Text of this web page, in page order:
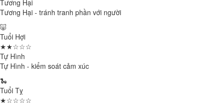
Tương Hại
Tương Hại - tránh tranh phần với người
🐷
Tuổi Hợi
★★☆☆☆
Tự Hình
Tự Hình - kiểm soát cảm xúc
🐍
Tuổi Tỵ
★☆☆☆☆